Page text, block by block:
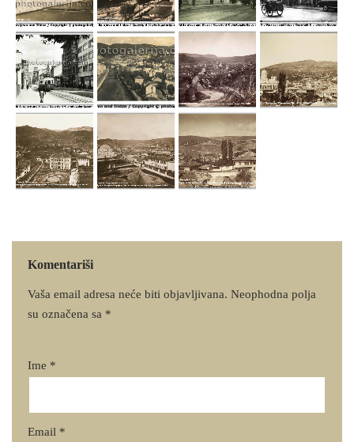
Komentariši
Vaša email adresa neće biti objavljivana. Neophodna polja
su označena sa *
Ime *
Email *